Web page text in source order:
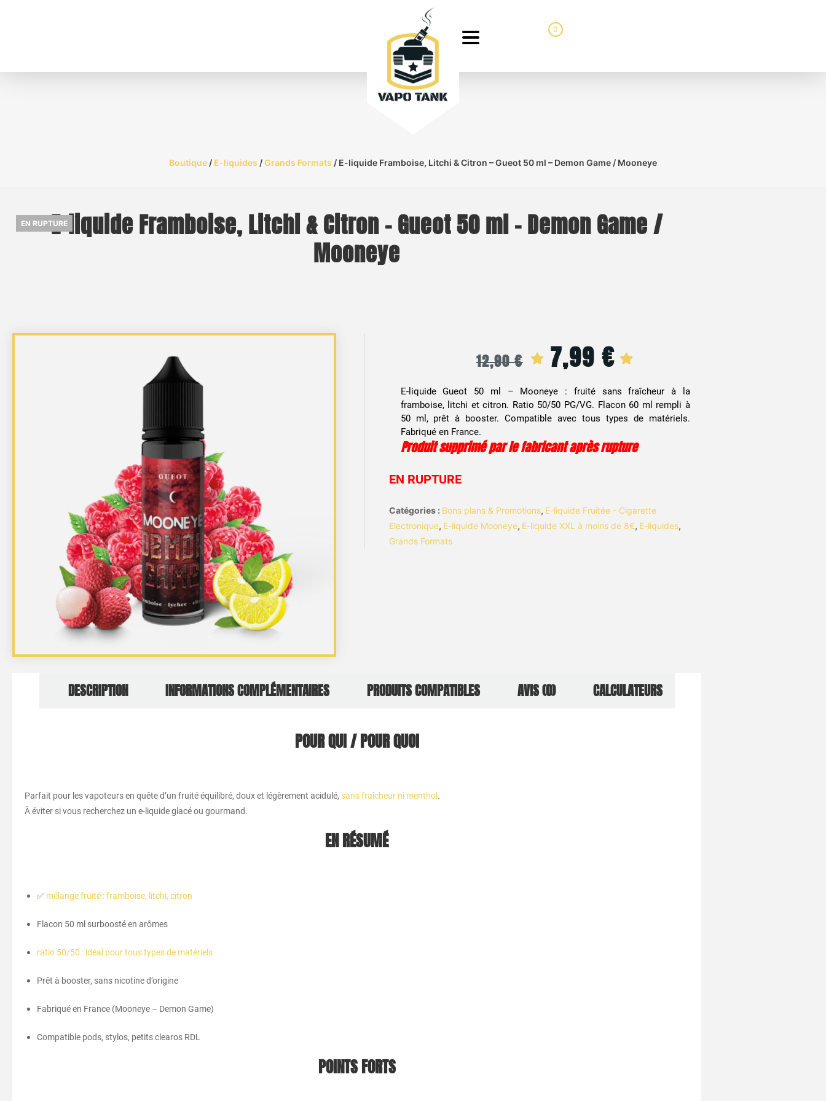
0
Boutique / E-liquides /Grands Formats / E-liquide Framboise, Litchi & Citron – Gueot 50 ml – Demon Game / Mooneye
E-liquide Framboise, Litchi & Citron – Gueot 50 ml – Demon Game /
Mooneye
EN RUPTURE
12,90€
Le
initial
12,90 €.
7,99 €Le
actuel
7,99 €.
E-liquide Gueot 50 ml – Mooneye : fruité sans fraîcheur à la
framboise, litchi et citron. Ratio 50/50 PG/VG. Flacon 60 ml rempli à
50 ml, prêt à booster. Compatible avec tous types de matériels.
Fabriqué en France.
Produit supprimé par le fabricant après rupture
EN RUPTURE
Catégories : Bons plans & Promotions, E-liquide Fruitée - Cigarette
Electronique, E-liquide Mooneye, E-liquide XXL à moins de 8€, E-liquides,
Grands Formats
DESCRIPTION INFORMATIONS COMPLÉMENTAIRES PRODUITS COMPATIBLES AVIS (0) CALCULATEURS
POUR QUI / POUR QUOI
Parfait pour les vapoteurs en quête d’un fruité équilibré, doux et légèrement acidulé, sans fraîcheur ni menthol .
À éviter si vous recherchez un e-liquide glacé ou gourmand.
EN RÉSUMÉ
✅ mélange fruité : framboise, litchi, citron
Flacon 50 ml surboosté en arômes
ratio 50/50 : idéal pour tous types de matériels
Prêt à booster, sans nicotine d’origine
Fabriqué en France (Mooneye – Demon Game)
Compatible pods, stylos, petits clearos RDL
POINTS FORTS